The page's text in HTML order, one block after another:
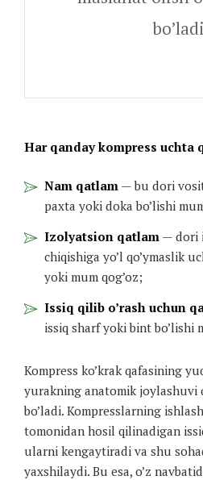
Har qanday kompress uchta
Nam qatlam — bu dori
paxta yoki doka bo’lishi
Izolyatsion qatlam — dori
chiqishiga yo’l qo’ymaslik
yoki mum qog’oz;
Issiq qilib o’rash uchun
issiq sharf yoki bint bo’lishi
Kompress ko’krak qafasining
yurakning anatomik joylashuvi
bo’ladi. Kompresslarning
tomonidan hosil qilinadigan
ularni kengaytiradi va shu
yaxshilaydi. Bu esa, o’z